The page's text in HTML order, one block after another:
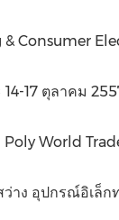
& Consumer
14-17 ตุลาคม
World
าง อุปกรณ์อิเล็